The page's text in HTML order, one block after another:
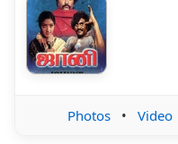
Photos • Video